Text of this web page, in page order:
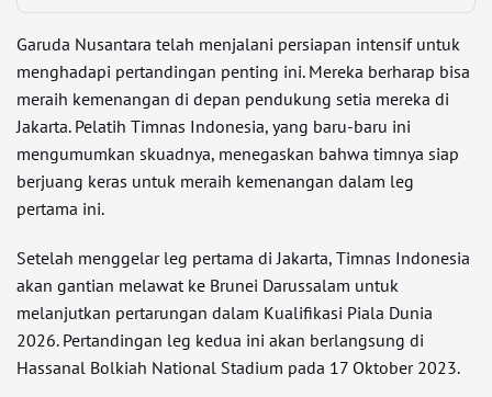
Garuda Nusantara telah menjalani persiapan intensif untuk
menghadapi pertandingan penting ini. Mereka berharap bisa
meraih kemenangan di depan pendukung setia mereka di
Jakarta. Pelatih Timnas Indonesia, yang baru-baru ini
mengumumkan skuadnya, menegaskan bahwa timnya siap
berjuang keras untuk meraih kemenangan dalam leg
pertama ini.
Setelah menggelar leg pertama di Jakarta, Timnas Indonesia
akan gantian melawat ke Brunei Darussalam untuk
melanjutkan pertarungan dalam Kualifikasi Piala Dunia
2026. Pertandingan leg kedua ini akan berlangsung di
Hassanal Bolkiah National Stadium pada 17 Oktober 2023.